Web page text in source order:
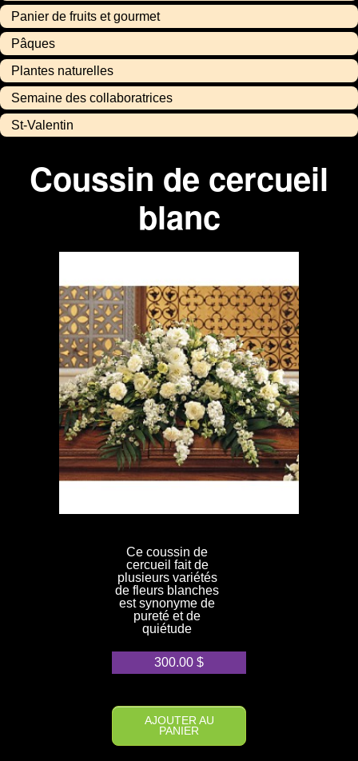
Panier de fruits et gourmet
Pâques
Plantes naturelles
Semaine des collaboratrices
St-Valentin
Coussin de cercueil
blanc
Ce coussin de
cercueil fait de
plusieurs variétés
de fleurs blanches
est synonyme de
pureté et de
quiétude
300.00 $
AJOUTER AU
PANIER